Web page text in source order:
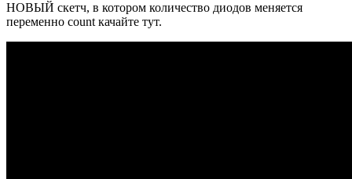
НОВЫЙ скетч, в котором количество диодов меняется
переменно count качайте тут.